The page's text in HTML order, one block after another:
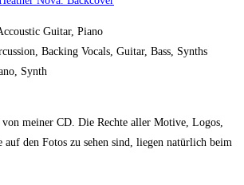
Guitar, Piano
Backing Vocals, Guitar, Bass, Synths
Synth
von meiner CD. Die Rechte aller Motive, Logos,
den Fotos zu sehen sind, liegen natürlich beim